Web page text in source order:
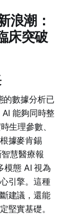
浪潮：
床突破
的數據分析已
能夠同時整
生理參數、
據麥肯錫
慧醫療報
模態 AI 視為
引擎。這種
建議，還能
堅實基礎。